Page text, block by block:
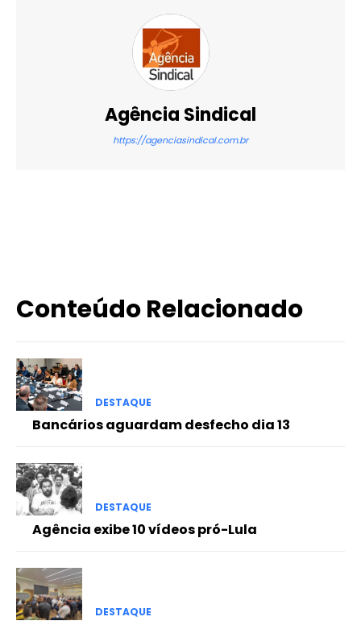
Agência Sindical
https://agenciasindical.com.br
Conteúdo Relacionado
DESTAQUE
Bancários aguardam desfecho dia 13
DESTAQUE
Agência exibe 10 vídeos pró-Lula
DESTAQUE